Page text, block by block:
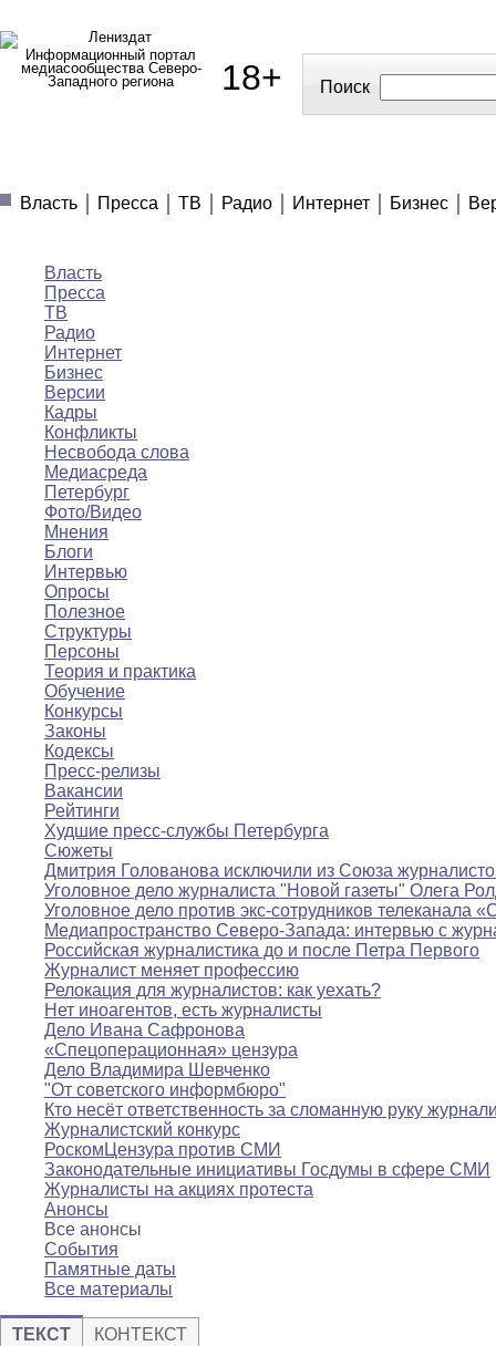
Информационный портал
медиасообщества Северо-
Западного региона
18+ Поиск
Власть
Пресса ТВ Радио Интернет Бизнес
Власть
Пресса
ТВ
Радио
Интернет
Бизнес
Версии
Кадры
Конфликты
Несвобода слова
Медиасреда
Петербург
Фото/Видео
Мнения
Блоги
Интервью
Опросы
Полезное
Структуры
Персоны
Теория и практика
Обучение
Конкурсы
Законы
Кодексы
Пресс-релизы
Вакансии
Рейтинги
Худшие пресс-службы Петербурга
Сюжеты
Дмитрия Голованова исключили из Союза
Уголовное дело журналиста "Новой газеты" Олега
Уголовное дело против экс-сотрудников телеканала
Медиапространство Северо-Запада: интервью с
Российская журналистика до и после Петра Первого
Журналист меняет профессию
Релокация для журналистов: как уехать?
Нет иноагентов, есть журналисты
Дело Ивана Сафронова
«Спецоперационная» цензура
Дело Владимира Шевченко
"От советского информбюро"
Кто несёт ответственность за сломанную руку
Журналистский конкурс
РоскомЦензура против СМИ
Законодательные инициативы Госдумы в сфере СМИ
Журналисты на акциях протеста
Анонсы
Все анонсы
События
Памятные даты
Все материалы
ТЕКСТ КОНТЕКСТ